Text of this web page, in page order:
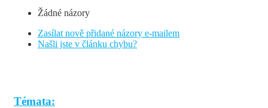
Žádné názory
Zasílat nově přidané názory e-mailem
Našli jste v článku chybu?
Témata: